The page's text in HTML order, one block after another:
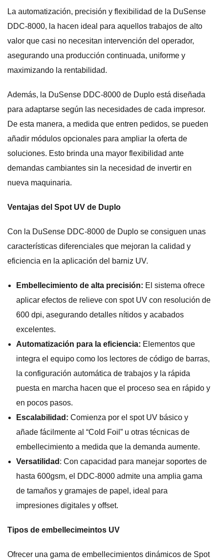
La automatización, precisión y flexibilidad de la DuSense
DDC-8000, la hacen ideal para aquellos trabajos de alto
valor que casi no necesitan intervención del operador,
asegurando una producción continuada, uniforme y
maximizando la rentabilidad.
Además, la DuSense DDC-8000 de Duplo está diseñada
para adaptarse según las necesidades de cada impresor.
De esta manera, a medida que entren pedidos, se pueden
añadir módulos opcionales para ampliar la oferta de
soluciones. Esto brinda una mayor flexibilidad ante
demandas cambiantes sin la necesidad de invertir en
nueva maquinaria.
Ventajas del Spot UV de Duplo
Con la DuSense DDC-8000 de Duplo se consiguen unas
características diferenciales que mejoran la calidad y
eficiencia en la aplicación del barniz UV.
Embellecimiento de alta precisión: El sistema ofrece
aplicar efectos de relieve con spot UV con resolución de
600 dpi, asegurando detalles nítidos y acabados
excelentes.
Automatización para la eficiencia: Elementos que
integra el equipo como los lectores de código de barras,
la configuración automática de trabajos y la rápida
puesta en marcha hacen que el proceso sea en rápido y
en pocos pasos.
Escalabilidad: Comienza por el spot UV básico y
añade fácilmente al “Cold Foil” u otras técnicas de
embellecimiento a medida que la demanda aumente.
Versatilidad : Con capacidad para manejar soportes de
hasta 600gsm, el DDC-8000 admite una amplia gama
de tamaños y gramajes de papel, ideal para
impresiones digitales y offset.
Tipos de embellecimeintos UV
Ofrecer una gama de embellecimientos dinámicos de Spot